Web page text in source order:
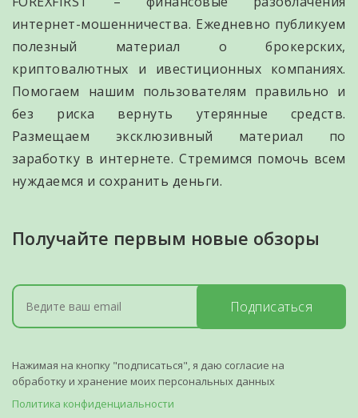
интернет-мошенничества. Ежедневно публикуем
полезный материал о брокерских,
криптовалютных и ивестиционных компаниях.
Помогаем нашим пользователям правильно и
без риска вернуть утерянные средств.
Размещаем эксклюзивный материал по
заработку в интернете. Стремимся помочь всем
нуждаемся и сохранить деньги.
Получайте первым новые обзоры
Подписаться
Нажимая на кнопку "подписаться", я даю согласие на
обработку и хранение моих персональных данных
Политика конфиденциальности